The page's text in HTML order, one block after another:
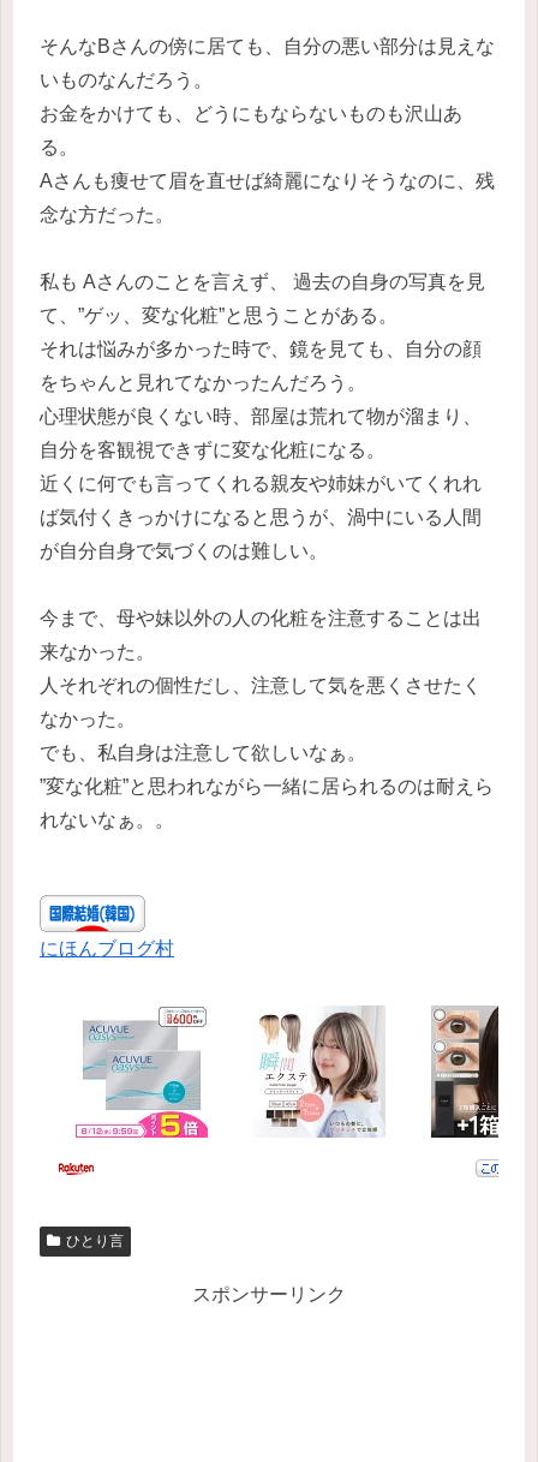
そんなBさんの傍に居ても、自分の悪い部分は見えな
いものなんだろう。
お金をかけても、どうにもならないものも沢山あ
る。
Aさんも痩せて眉を直せば綺麗になりそうなのに、残
念な方だった。
私も Aさんのことを言えず、 過去の自身の写真を見
て、”ゲッ、変な化粧”と思うことがある。
それは悩みが多かった時で、鏡を見ても、自分の顔
をちゃんと見れてなかったんだろう。
心理状態が良くない時、部屋は荒れて物が溜まり、
自分を客観視できずに変な化粧になる。
近くに何でも言ってくれる親友や姉妹がいてくれれ
ば気付くきっかけになると思うが、渦中にいる人間
が自分自身で気づくのは難しい。
今まで、母や妹以外の人の化粧を注意することは出
来なかった。
人それぞれの個性だし、注意して気を悪くさせたく
なかった。
でも、私自身は注意して欲しいなぁ。
”変な化粧”と思われながら一緒に居られるのは耐えら
れないなぁ。。
にほんブログ村
ひとり言
スポンサーリンク